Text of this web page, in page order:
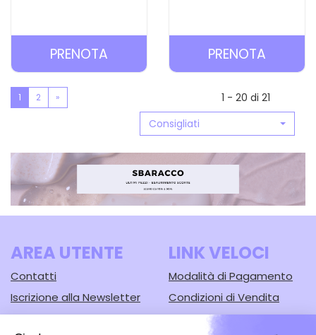
PRENOTA PRENOTA SUNISSIME
LATTE
FONDENTE
SPF50 AL
CARRELLO
PRENOTA
OLIO
SOLARE
SETOSO
SPF30
1 2 »
1 - 20 di 21
Consigliati
AREA UTENTE
Contatti
Iscrizione alla Newsletter
Informativa Privacy
LINK VELOCI
Modalità di Pagamento
Condizioni di Vendita
Modalità di Spedizione e